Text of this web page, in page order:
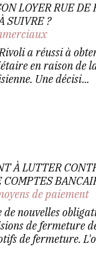
LOYER RUE DE
SUIVRE ?
a réussi à
en raison de
Une décisi...
À LUTTER
de paiement
nouvelles
de fermeture
de fermeture.